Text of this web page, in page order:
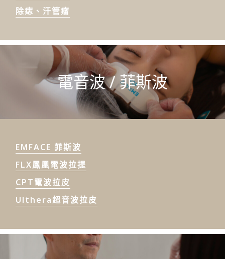
除痣、汗管瘤
電音波 / 菲斯波
EMFACE 菲斯波
FLX鳳凰電波拉提
CPT電波拉皮
Ulthera超音波拉皮